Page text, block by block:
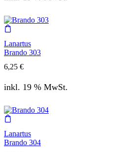
Lanartus
Brando 303
6,25 €
inkl. 19 % MwSt.
Lanartus
Brando 304